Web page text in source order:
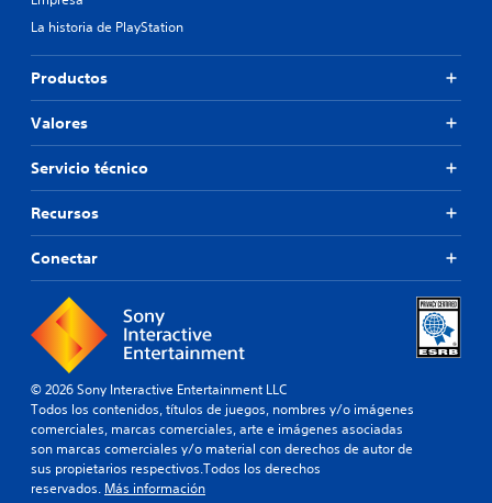
La historia de PlayStation
Productos
Valores
Servicio técnico
Recursos
Conectar
© 2026 Sony Interactive Entertainment LLC
Todos los contenidos, títulos de juegos, nombres y/o imágenes
comerciales, marcas comerciales, arte e imágenes asociadas
son marcas comerciales y/o material con derechos de autor de
sus propietarios respectivos.Todos los derechos
reservados. Más información